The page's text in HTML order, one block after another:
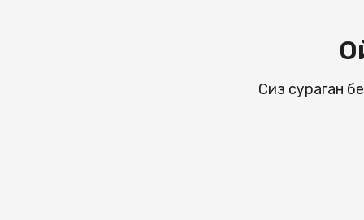
Сиз сураган